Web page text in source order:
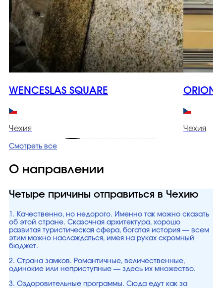
WENCESLAS SQUARE
Чехия
ORION
Чехия
Смотреть все
О направлении
Четыре причины отправиться в Чехию
1. Качественно, но недорого. Именно так можно сказать
об этой стране. Сказочная архитектура, хорошо
развитая туристическая сфера, богатая история — всем
этим можно наслаждаться, имея на руках скромный
бюджет.
2. Страна замков. Романтичные, величественные,
одинокие или неприступные — здесь их множество.
3. Оздоровительные программы. Сюда едут как за